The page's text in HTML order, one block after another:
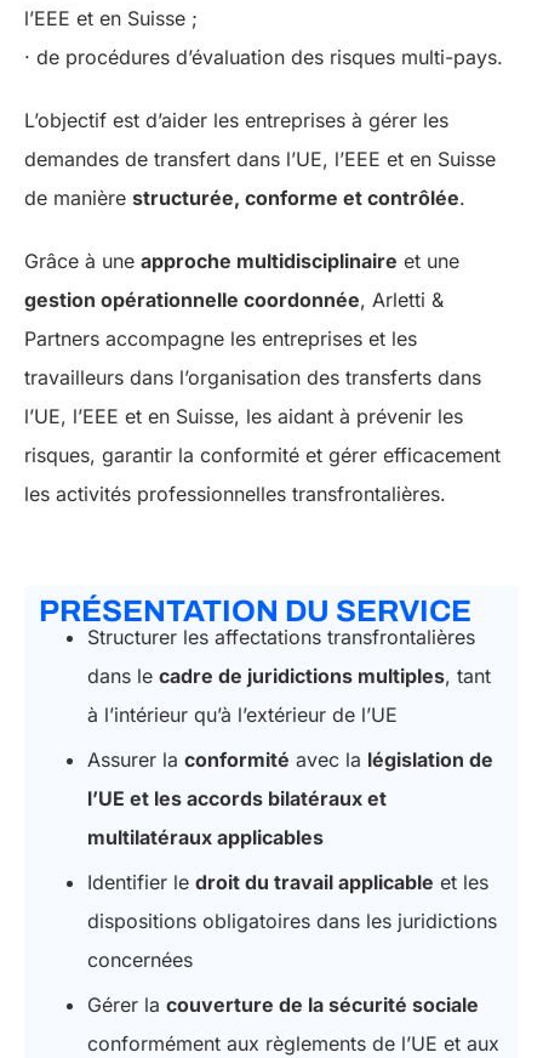
l’EEE et en Suisse ;
· de procédures d’évaluation des risques multi-pays.
L’objectif est d’aider les entreprises à gérer les
demandes de transfert dans l’UE, l’EEE et en Suisse
de manière structurée, conforme et contrôlée.
Grâce à une approche multidisciplinaire et une
gestion opérationnelle coordonnée, Arletti &
Partners accompagne les entreprises et les
travailleurs dans l’organisation des transferts dans
l’UE, l’EEE et en Suisse, les aidant à prévenir les
risques, garantir la conformité et gérer efficacement
les activités professionnelles transfrontalières.
PRÉSENTATION DU SERVICE
Structurer les affectations transfrontalières
dans lecadre de juridictions multiples, tant
à l’intérieur qu’à l’extérieur de l’UE
Assurer laconformité avec la législation de
l’UE et les accords bilatéraux et
multilatéraux applicables
Identifier ledroit du travail applicable et les
dispositions obligatoires dans les juridictions
concernées
Gérer lacouverture de la sécurité sociale
conformément aux règlements de l’UE et aux